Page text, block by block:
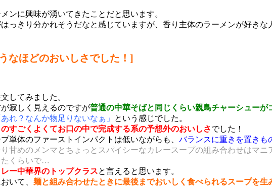
ンに興味が湧いてきたことだと思います。
っきり分かれそうだなと感じていますが、香り主体のラーメンが好きな
なほどのおいしさでした！]
してみました。
寂しく見えるのですが普通の中華そばと同じくらい親鳥チャーシューが
あれ？なんか物足りないなぁ」
という感じでした。
すごくよくてお口の中で完成する系の予想外のおいしさでした！
単体のファーストインパクトは低いながらも、 バランスに重きを置きも
甘めのメンマとちょっとスパイシーなカレースープの組み合わせはマ
たくらいで…
レー中華界のトップクラスと言えると思います。
いて、 麺と組み合わせたときに最後までおいしく食べられるスープを生